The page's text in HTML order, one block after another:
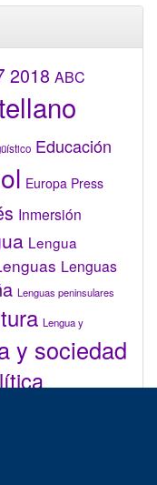
2018 ABC
Educación
Europa Press
Inmersión
Lengua
Lenguas
Lenguas peninsulares
Lengua y
y sociedad